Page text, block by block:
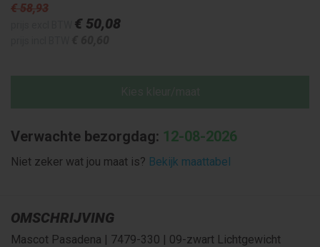
€ 58,93
€ 50,08
Verwachte bezorgdag: 12-08-2026
Niet zeker wat jou maat is? Bekijk maattabel
OMSCHRIJVING
Mascot Pasadena | 7479-330 | 09-zwart Lichtgewicht